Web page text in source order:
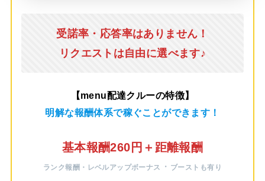
受諾率・応答率はありません！
リクエストは自由に選べます♪
【menu配達クルーの特徴】
明解な報酬体系で稼ぐことができます！
基本報酬260円＋距離報酬
ランク報酬・レベルアップボーナス ・ ブーストも有り